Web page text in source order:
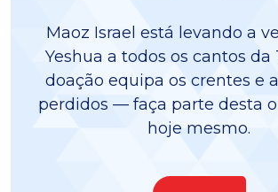
Maoz Israel está levando a
Yeshua a todos os cantos da
doação equipa os crentes e
perdidos — faça parte desta
hoje mesmo.